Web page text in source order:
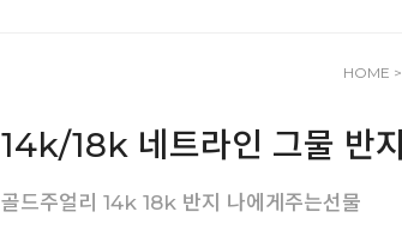
HOME
14k/18k 네트라인 그물 반
골드주얼리 14k 18k 반지 나에게주는선물